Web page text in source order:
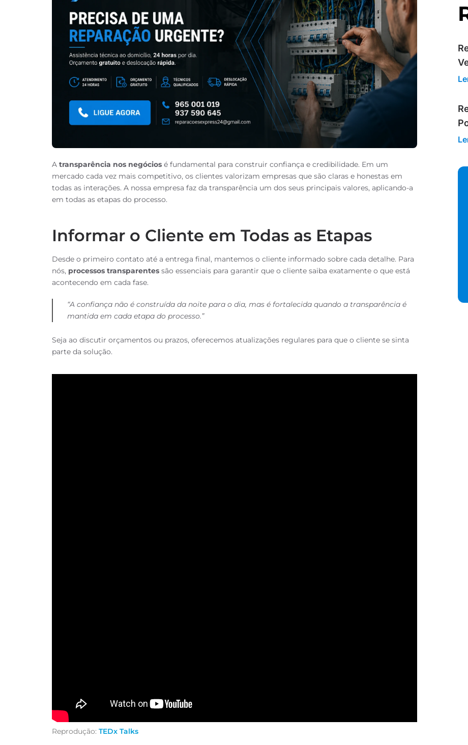
A transparência nos negócios é fundamental para construir confiança e credibilidade. Em um
mercado cada vez mais competitivo, os clientes valorizam empresas que são claras e honestas em
todas as interações. A nossa empresa faz da transparência um dos seus principais valores, aplicando-a
em todas as etapas do processo.
Informar o Cliente em Todas as Etapas
Desde o primeiro contato até a entrega final, mantemos o cliente informado sobre cada detalhe. Para
nós, processos transparentes são essenciais para garantir que o cliente saiba exatamente o que está
acontecendo em cada fase.
“A confiança não é construída da noite para o dia, mas é fortalecida quando a transparência é
mantida em cada etapa do processo.”
Seja ao discutir orçamentos ou prazos, oferecemos atualizações regulares para que o cliente se sinta
parte da solução.
Reprodução: TEDx Talks